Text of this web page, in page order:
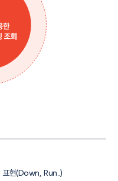
표현(Down, Run..)